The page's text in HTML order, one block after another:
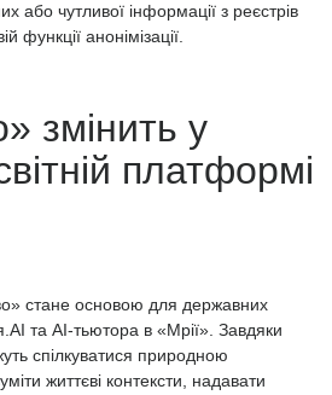
або чутливої інформації з реєстрів
функції анонімізації.
змінить у
платформі
стане основою для державних
та АІ-тьютора в «Мрії». Завдяки
спілкуватися природною
життєві контексти, надавати